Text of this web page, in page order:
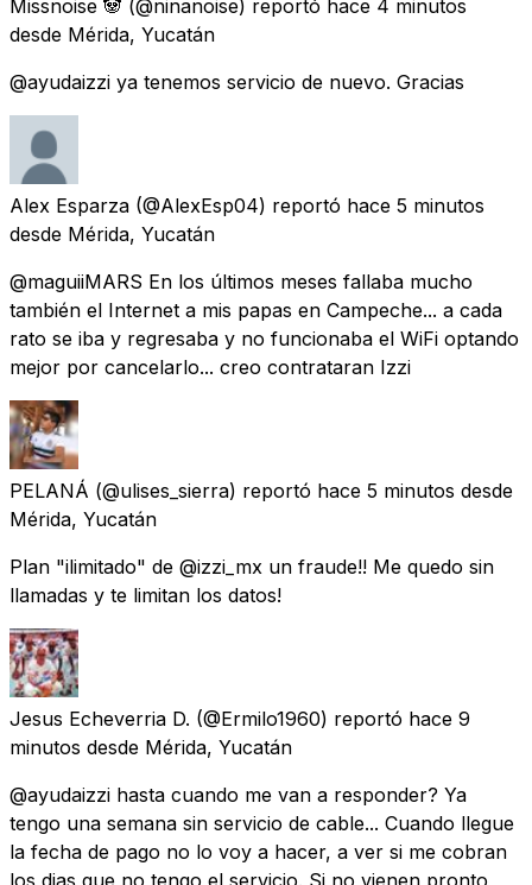
Missnoise 🐼 (@ninanoise) reportó hace 4 minutos
desde Mérida, Yucatán
@ayudaizzi ya tenemos servicio de nuevo. Gracias
Alex Esparza (@AlexEsp04) reportó hace 5 minutos
desde Mérida, Yucatán
@maguiiMARS En los últimos meses fallaba mucho
también el Internet a mis papas en Campeche... a cada
rato se iba y regresaba y no funcionaba el WiFi optando
mejor por cancelarlo... creo contrataran Izzi
PELANÁ (@ulises_sierra) reportó hace 5 minutos desde
Mérida, Yucatán
Plan "ilimitado" de @izzi_mx un fraude!! Me quedo sin
llamadas y te limitan los datos!
Jesus Echeverria D. (@Ermilo1960) reportó hace 9
minutos desde Mérida, Yucatán
@ayudaizzi hasta cuando me van a responder? Ya
tengo una semana sin servicio de cable... Cuando llegue
la fecha de pago no lo voy a hacer, a ver si me cobran
los dias que no tengo el servicio. Si no vienen pronto